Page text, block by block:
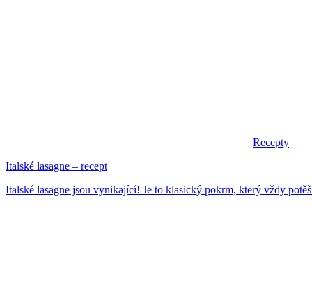
Recepty
Italské lasagne – recept
Italské lasagne jsou vynikající! Je to klasický pokrm, který vždy